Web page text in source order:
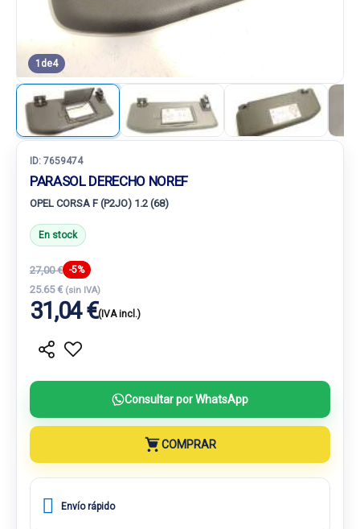
1 de4
ID: 7659474
PARASOL DERECHO NOREF
OPEL CORSA F (P2JO) 1.2 (68)
En stock
27,00 € -5%
25.65 € (sin IVA)
31,04 €(IVA incl.)
Consultar por WhatsApp
COMPRAR
Envío rápido